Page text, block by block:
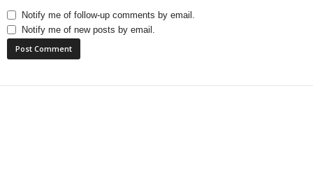
Notify me of follow-up comments by email.
Notify me of new posts by email.